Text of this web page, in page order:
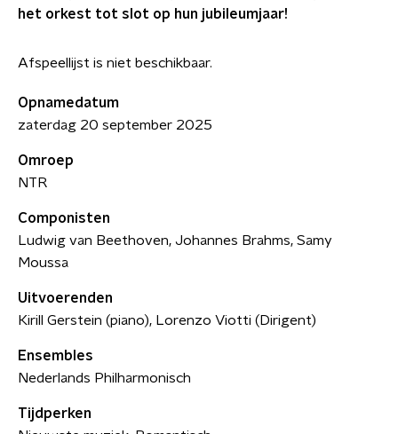
het orkest tot slot op hun jubileumjaar!
Afspeellijst is niet beschikbaar.
Opnamedatum
zaterdag 20 september 2025
Omroep
NTR
Componisten
Ludwig van Beethoven, Johannes Brahms, Samy
Moussa
Uitvoerenden
Kirill Gerstein (piano), Lorenzo Viotti (Dirigent)
Ensembles
Nederlands Philharmonisch
Tijdperken